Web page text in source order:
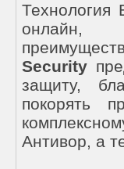
Технология
онлайн,
Security
защиту,
покорять
Антивор, а